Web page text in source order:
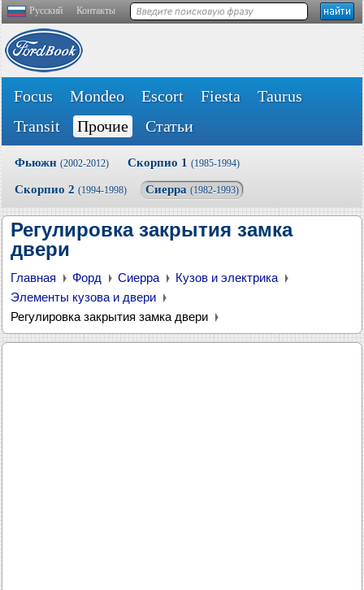
Русский Контакты
Focus Mondeo Escort Fiesta
Taurus
Transit
Прочие Статьи
Фьюжн (2002-2012) Скорпио 1 (1985-1994)
Скорпио 2 (1994-1998) Сиерра (1982-1993)
Регулировка закрытия замка
двери
Главная Форд Сиерра
Кузов и электрика
Элементы кузова и двери
Регулировка закрытия замка двери